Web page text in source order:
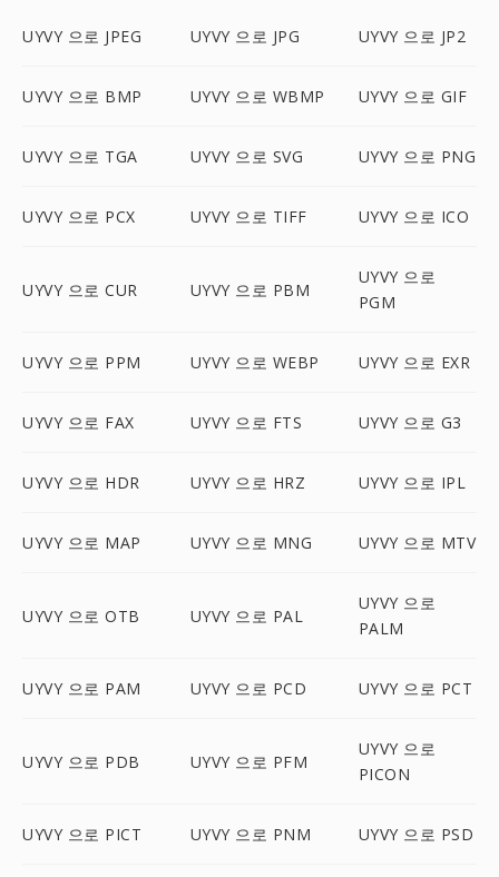
UYVY 으로 JPEG UYVY 으로 JPG UYVY 으로 JP2
UYVY 으로 BMP UYVY 으로 WBMP UYVY 으로 GIF
UYVY 으로 TGA UYVY 으로 SVG UYVY 으로 PNG
UYVY 으로 PCX UYVY 으로 TIFF UYVY 으로 ICO
UYVY 으로 CUR UYVY 으로 PBM
UYVY 으로
PGM
UYVY 으로 PPM UYVY 으로 WEBP UYVY 으로 EXR
UYVY 으로 FAX UYVY 으로 FTS UYVY 으로 G3
UYVY 으로 HDR UYVY 으로 HRZ UYVY 으로 IPL
UYVY 으로 MAP UYVY 으로 MNG UYVY 으로 MTV
UYVY 으로 OTB UYVY 으로 PAL
UYVY 으로
PALM
UYVY 으로 PAM UYVY 으로 PCD UYVY 으로 PCT
UYVY 으로 PDB UYVY 으로 PFM
UYVY 으로
PICON
UYVY 으로 PICT UYVY 으로 PNM UYVY 으로 PSD